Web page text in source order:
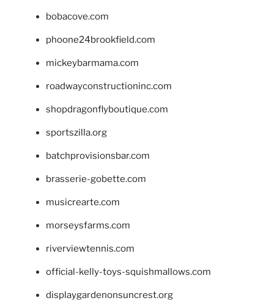
bobacove.com
phoone24brookfield.com
mickeybarmama.com
roadwayconstructioninc.com
shopdragonflyboutique.com
sportszilla.org
batchprovisionsbar.com
brasserie-gobette.com
musicrearte.com
morseysfarms.com
riverviewtennis.com
official-kelly-toys-squishmallows.com
displaygardenonsuncrest.org